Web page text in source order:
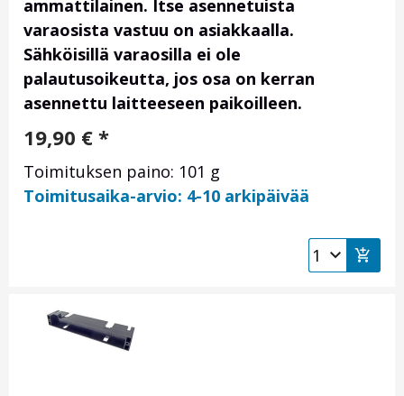
ammattilainen. Itse asennetuista
varaosista vastuu on asiakkaalla.
Sähköisillä varaosilla ei ole
palautusoikeutta, jos osa on kerran
asennettu laitteeseen paikoilleen.
19,90 € *
Toimituksen paino: 101 g
Toimitusaika-arvio: 4-10 arkipäivää